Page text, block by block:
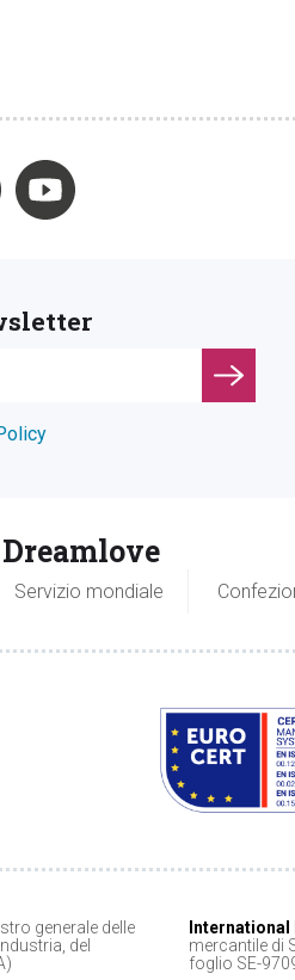
Servizio mondiale
generale delle
del
International
mercantile di
foglio SE-